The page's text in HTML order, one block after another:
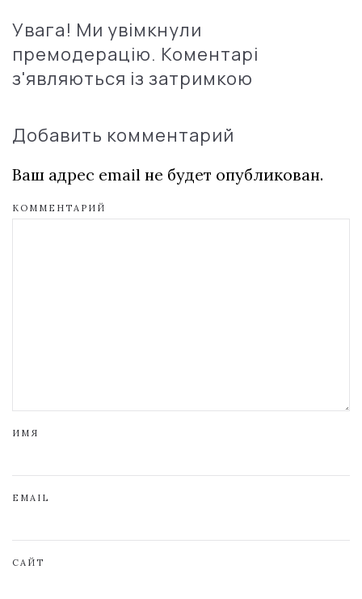
Увага! Ми увімкнули
премодерацію. Коментарі
з'являються із затримкою
Добавить комментарий
Ваш адрес email не будет опубликован.
КОММЕНТАРИЙ
ИМЯ
EMAIL
САЙТ